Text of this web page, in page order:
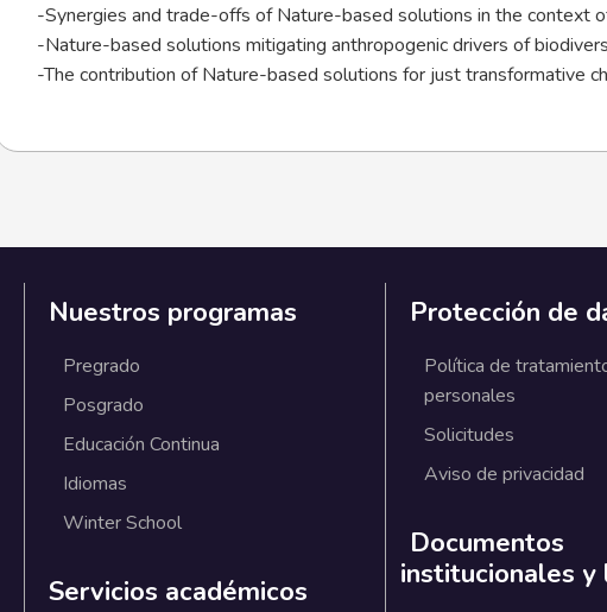
-Synergies and trade-offs of Nature-based solutions in the context
-Nature-based solutions mitigating anthropogenic drivers of
-The contribution of Nature-based solutions for just transformative
Nuestros programas
Pregrado
Posgrado
Educación Continua
Idiomas
Winter School
Servicios académicos
Protección de
Política de
personales
Solicitudes
Aviso de privacidad
Documentos
institucionales y